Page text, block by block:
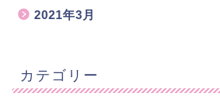
2021年3月
カテゴリー